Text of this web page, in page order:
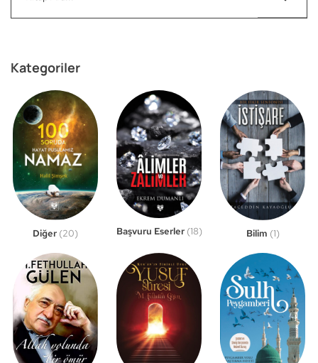
Kategoriler
Diğer (20) Başvuru Eserler (18) Bilim (1)